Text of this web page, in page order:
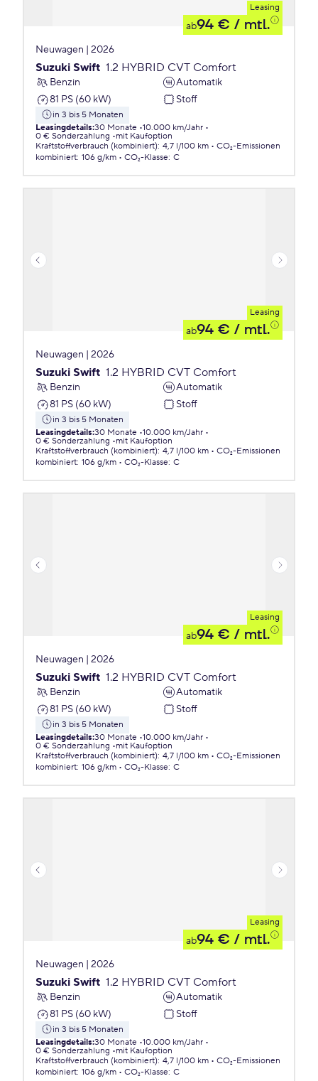
Leasing
ab94 € / mtl.
Neuwagen | 2026
Suzuki Swift 1.2 HYBRID CVT Comfort
Benzin
Automatik
81 PS (60 kW)
Stoff
in 3 bis 5 Monaten
Leasingdetails:30 Monate 10.000 km/Jahr
0 € Sonderzahlung
mit Kaufoption
Kraftstoffverbrauch (kombiniert): 4,7 l/100 km
CO₂-Emissionen
kombiniert: 106 g/km CO₂-Klasse: C
Leasing
ab94 € / mtl.
Neuwagen | 2026
Suzuki Swift 1.2 HYBRID CVT Comfort
Benzin
Automatik
81 PS (60 kW)
Stoff
in 3 bis 5 Monaten
Leasingdetails:30 Monate 10.000 km/Jahr
0 € Sonderzahlung
mit Kaufoption
Kraftstoffverbrauch (kombiniert): 4,7 l/100 km
CO₂-Emissionen
kombiniert: 106 g/km CO₂-Klasse: C
Leasing
ab94 € / mtl.
Neuwagen | 2026
Suzuki Swift 1.2 HYBRID CVT Comfort
Benzin
Automatik
81 PS (60 kW)
Stoff
in 3 bis 5 Monaten
Leasingdetails:30 Monate 10.000 km/Jahr
0 € Sonderzahlung
mit Kaufoption
Kraftstoffverbrauch (kombiniert): 4,7 l/100 km
CO₂-Emissionen
kombiniert: 106 g/km CO₂-Klasse: C
Leasing
ab94 € / mtl.
Neuwagen | 2026
Suzuki Swift 1.2 HYBRID CVT Comfort
Benzin
Automatik
81 PS (60 kW)
Stoff
in 3 bis 5 Monaten
Leasingdetails:30 Monate 10.000 km/Jahr
0 € Sonderzahlung
mit Kaufoption
Kraftstoffverbrauch (kombiniert): 4,7 l/100 km
CO₂-Emissionen
kombiniert: 106 g/km CO₂-Klasse: C